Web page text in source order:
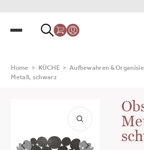
Home > KÜCHE > Aufbewahren &
Metall, schwarz